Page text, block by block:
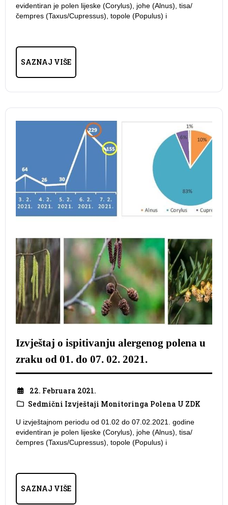
evidentiran je polen lijeske (Corylus), johe (Alnus), tisa/
čempres (Taxus/Cupressus), topole (Populus) i
SAZNAJ VIŠE
Izvještaj o ispitivanju alergenog polena u
zraku od 01. do 07. 02. 2021.
22. Februara 2021.
Sedmični Izvještaji Monitoringa Polena U ZDK
U izvještajnom periodu od 01.02 do 07.02.2021. godine
evidentiran je polen lijeske (Corylus), johe (Alnus), tisa/
čempres (Taxus/Cupressus), topole (Populus) i
SAZNAJ VIŠE